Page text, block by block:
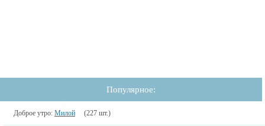
Популярное:
Доброе утро: Милой (227 шт.)